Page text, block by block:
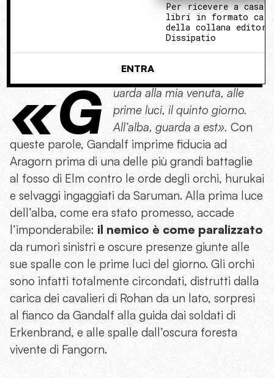
Per ricevere a casa i
libri in formato
della collana
Dissipatio
ENTRA
«G
uarda alla mia venuta, alle
prime luci, il quinto giorno.
All’alba, guarda a est». Con
queste parole, Gandalf imprime fiducia ad
Aragorn prima di una delle più grandi battaglie
al fosso di Elm contro le orde degli orchi, hurukai
e selvaggi ingaggiati da Saruman. Alla prima luce
dell’alba, come era stato promesso, accade
l’imponderabile: il nemico è come paralizzato
da rumori sinistri e oscure presenze giunte alle
sue spalle con le prime luci del giorno. Gli orchi
sono infatti totalmente circondati, distrutti dalla
carica dei cavalieri di Rohan da un lato, sorpresi
al fianco da Gandalf alla guida dai soldati di
Erkenbrand, e alle spalle dall’oscura foresta
vivente di Fangorn.